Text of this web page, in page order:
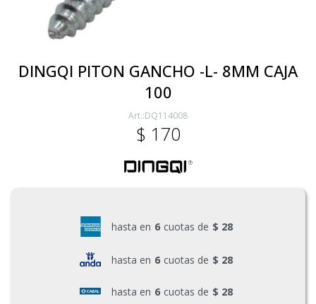
DINGQI PITON GANCHO -L- 8MM CAJA
100
DQ114008
$ 170
hasta en 6 cuotas de $ 28
hasta en 6 cuotas de $ 28
hasta en 6 cuotas de $ 28
Herramientas Eléctrica y Batería